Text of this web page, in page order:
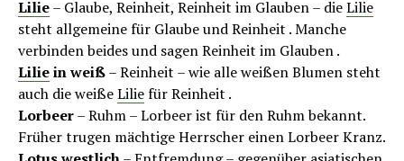
Lilie– Glaube, Reinheit, Reinheit im Glauben – dieLilie
steht allgemeine für Glaube und Reinheit . Manche
verbinden beides und sagen Reinheit im Glauben .
Liliein weiß– Reinheit – wie alle weißen Blumen steht
auch die weißeLiliefür Reinheit .
Lorbeer– Ruhm – Lorbeer ist für den Ruhm bekannt.
Früher trugen mächtige Herrscher einen Lorbeer Kranz.